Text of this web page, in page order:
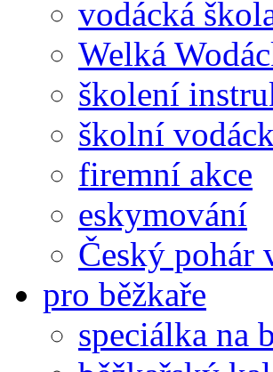
vodácká
Welká
školení
školní
firemní akce
eskymování
Český pohár
pro běžkaře
speciálka na